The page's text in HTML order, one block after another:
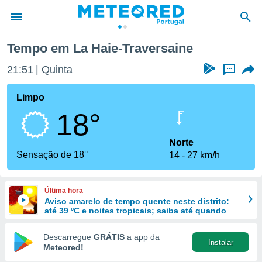
da
foi
fornecidas
a este
das
e
forma
digital
Tempo em La Haie-Traversaine
21:51 Quinta ...
Limpo
18°
Sensação de 18°
Norte
14
27 km/h
Última hora
Aviso amarelo de tempo quente neste distrito:
até 39 ºC e noites tropicais; saiba até quando
Descarregue GRÁTIS a app da
Meteored!
Instalar